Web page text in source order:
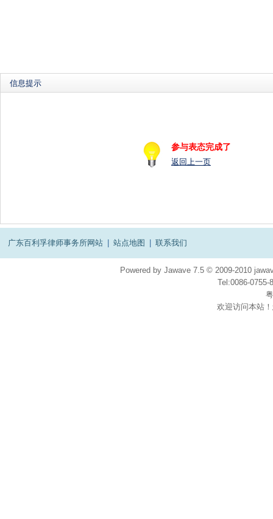
信息提示
参与表态完成了
返回上一页
广东百利孚律师事务所网站 站点地图 联系我们
Powered by Jawave 7.5 © 2009-2010
Tel:0086-
欢迎访问本站